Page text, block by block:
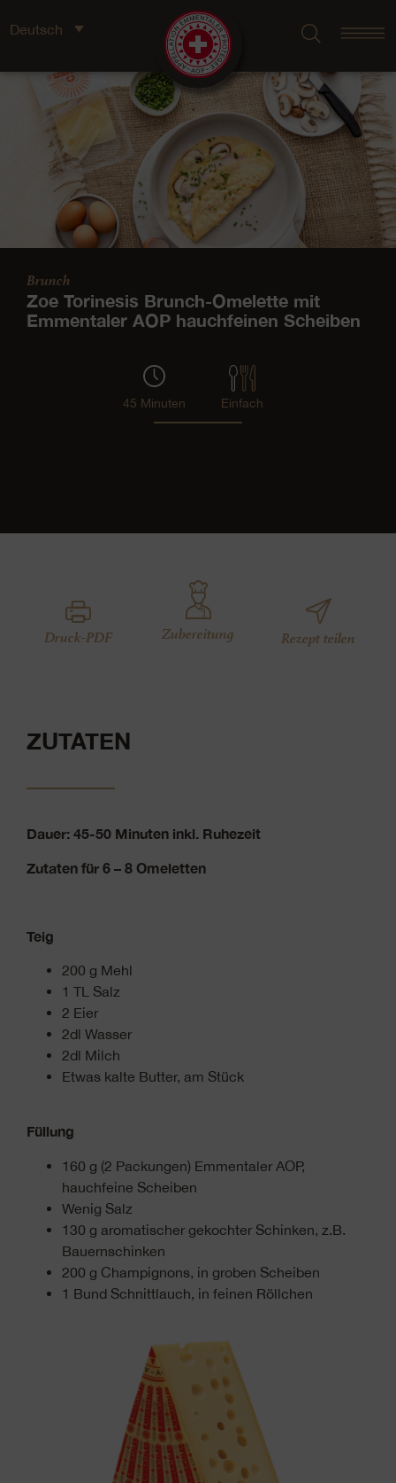
Deutsch
Brunch
Zoe Torinesis Brunch-Omelette mit
Emmentaler AOP hauchfeinen Scheiben
45 Minuten Einfach
Druck-PDF Zubereitung Rezept teilen
ZUTATEN
Dauer: 45-50 Minuten inkl. Ruhezeit
Zutaten für 6 – 8 Omeletten
Teig
200 g Mehl
1 TL Salz
2 Eier
2dl Wasser
2dl Milch
Etwas kalte Butter, am Stück
Füllung
160 g (2 Packungen) Emmentaler AOP,
hauchfeine Scheiben
Wenig Salz
130 g aromatischer gekochter Schinken, z.B.
Bauernschinken
200 g Champignons, in groben Scheiben
1 Bund Schnittlauch, in feinen Röllchen